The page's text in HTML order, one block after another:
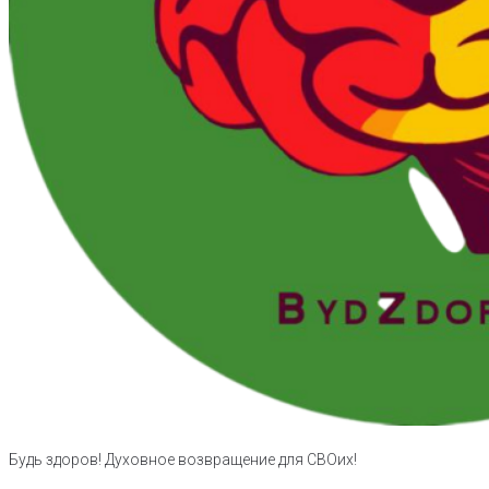
Будь здоров! Духовное возвращение для СВОих!